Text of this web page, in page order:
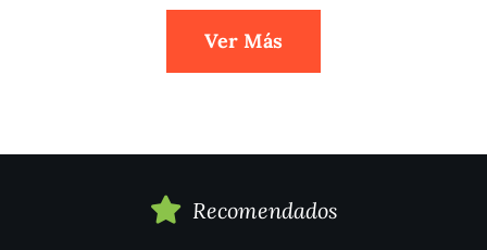
Ver Más
Recomendados